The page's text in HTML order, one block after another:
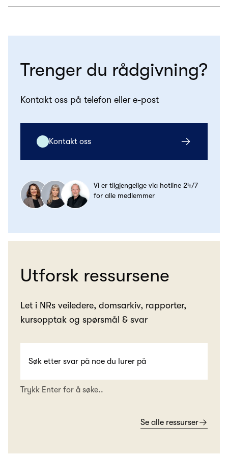
Trenger du rådgivning?
Kontakt oss på telefon eller e-post
Kontakt oss
Vi er tilgjengelige via hotline 24/7
for alle medlemmer
Utforsk ressursene
Let i NRs veiledere, domsarkiv, rapporter,
kursopptak og spørsmål & svar
Trykk Enter for å søke..
Se alle ressurser